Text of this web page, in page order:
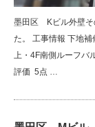
墨田区 Kビル外壁そ
た。 工事情報 下地
上・4F南側ルーフ
評価 5点 …